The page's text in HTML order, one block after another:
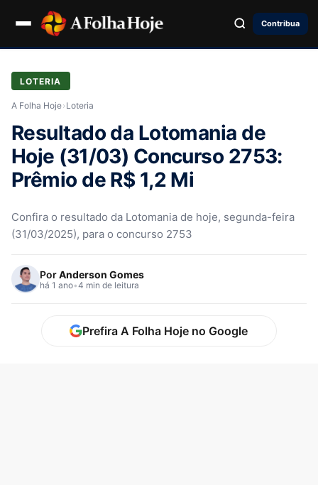
Contribua
LOTERIA
A Folha Hoje› Loteria
Resultado da Lotomania de
Hoje (31/03) Concurso 2753:
Prêmio de R$ 1,2 Mi
Confira o resultado da Lotomania de hoje, segunda-feira
(31/03/2025), para o concurso 2753
PorAnderson Gomes
há 1 ano•4 min de leitura
Prefira A Folha Hoje no Google